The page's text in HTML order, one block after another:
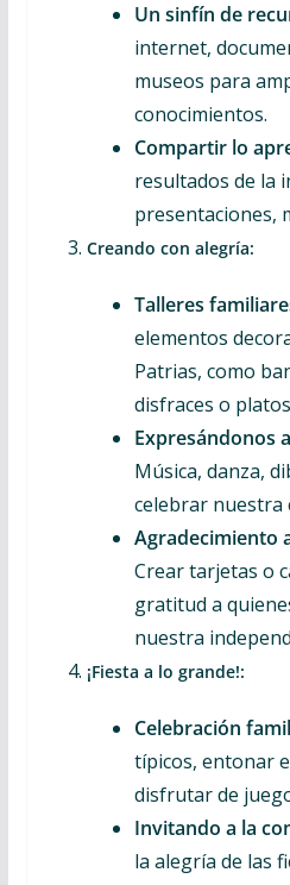
Un sinfín de
internet,
museos para
conocimientos.
Compartir lo
resultados de la
presentaciones,
Creando con alegría:
Talleres
elementos
Patrias, como
disfraces o
Expresándonos
Música, danza,
celebrar nuestra
Agradecimiento
Crear tarjetas o
gratitud a
nuestra
¡Fiesta a lo grande!:
Celebración
típicos, entonar
disfrutar de
Invitando a la
la alegría de las